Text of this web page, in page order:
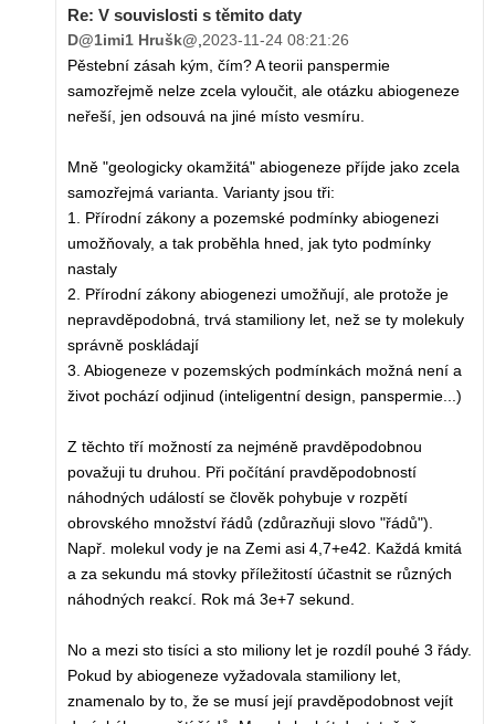
Re: V souvislosti s těmito daty
D@1imi1 Hrušk@ 2023-11-24 08:21:26
Pěstební zásah kým, čím? A teorii panspermie
samozřejmě nelze zcela vyloučit, ale otázku abiogeneze
neřeší, jen odsouvá na jiné místo vesmíru.
Mně "geologicky okamžitá" abiogeneze příjde jako zcela
samozřejmá varianta. Varianty jsou tři:
1. Přírodní zákony a pozemské podmínky abiogenezi
umožňovaly, a tak proběhla hned, jak tyto podmínky
nastaly
2. Přírodní zákony abiogenezi umožňují, ale protože je
nepravděpodobná, trvá stamiliony let, než se ty molekuly
správně poskládají
3. Abiogeneze v pozemských podmínkách možná není a
život pochází odjinud (inteligentní design, panspermie...)
Z těchto tří možností za nejméně pravděpodobnou
považuji tu druhou. Při počítání pravděpodobností
náhodných událostí se člověk pohybuje v rozpětí
obrovského množství řádů (zdůrazňuji slovo "řádů").
Např. molekul vody je na Zemi asi 4,7+e42. Každá kmitá
a za sekundu má stovky příležitostí účastnit se různých
náhodných reakcí. Rok má 3e+7 sekund.
No a mezi sto tisíci a sto miliony let je rozdíl pouhé 3 řády.
Pokud by abiogeneze vyžadovala stamiliony let,
znamenalo by to, že se musí její pravděpodobnost vejít